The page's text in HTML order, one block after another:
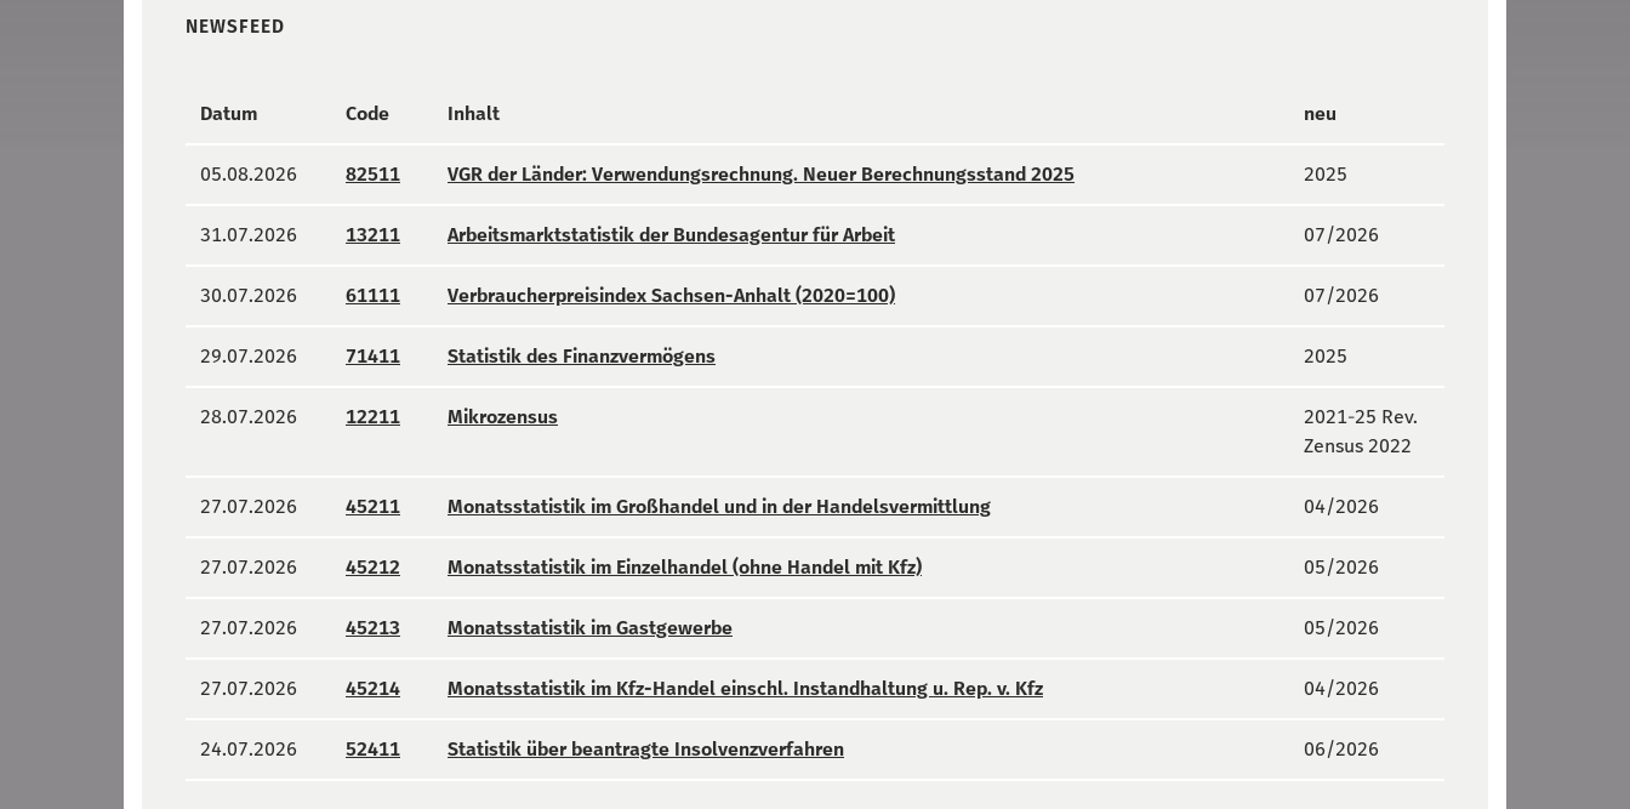
NEWSFEED
Datum Code Inhalt neu
05.08.2026 82511 VGR der Länder: Verwendungsrechnung. Neuer Berechnungsstand 2025 2025
31.07.2026 13211 Arbeitsmarktstatistik der Bundesagentur für Arbeit 07/2026
30.07.2026 61111 Verbraucherpreisindex Sachsen-Anhalt (2020=100) 07/2026
29.07.2026 71411 Statistik des Finanzvermögens 2025
28.07.2026 12211 Mikrozensus
2021-25 Rev.
Zensus 2022
27.07.2026 45211 Monatsstatistik im Großhandel und in der Handelsvermittlung 04/2026
27.07.2026 45212 Monatsstatistik im Einzelhandel (ohne Handel mit Kfz) 05/2026
27.07.2026 45213 Monatsstatistik im Gastgewerbe 05/2026
27.07.2026 45214 Monatsstatistik im Kfz-Handel einschl. Instandhaltung u. Rep. v. Kfz 04/2026
24.07.2026 52411 Statistik über beantragte Insolvenzverfahren 06/2026